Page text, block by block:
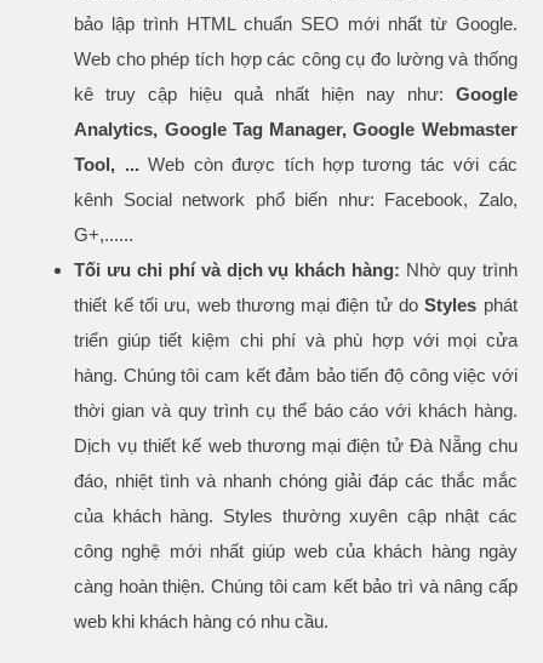
bảo lập trình HTML chuẩn SEO mới nhất từ Google.
Web cho phép tích hợp các công cụ đo lường và thống
kê truy cập hiệu quả nhất hiện nay như: Google
Analytics, Google Tag Manager, Google Webmaster
Tool, ...Web còn được tích hợp tương tác với các
kênh Social network phổ biến như: Facebook, Zalo,
G+,......
Tối ưu chi phí và dịch vụ khách hàng: Nhờ quy trình
thiết kế tối ưu, web thương mại điện tử doStyles phát
triển giúp tiết kiệm chi phí và phù hợp với mọi cửa
hàng. Chúng tôi cam kết đảm bảo tiến độ công việc với
thời gian và quy trình cụ thể báo cáo với khách hàng.
Dịch vụ thiết kế web thương mại điện tử Đà Nẵng chu
đáo, nhiệt tình và nhanh chóng giải đáp các thắc mắc
của khách hàng. Styles thường xuyên cập nhật các
công nghệ mới nhất giúp web của khách hàng ngày
càng hoàn thiện. Chúng tôi cam kết bảo trì và nâng cấp
web khi khách hàng có nhu cầu.